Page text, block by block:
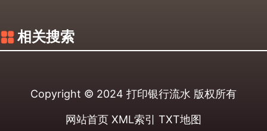
相关搜索
Copyright © 2024 打印银行流水 版权所有
网站首页 XML索引 TXT地图